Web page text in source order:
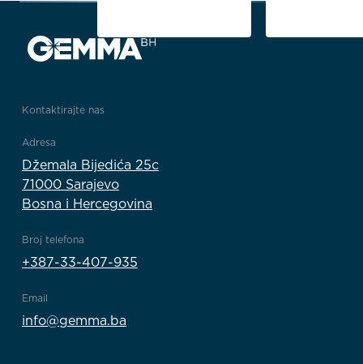
Kontaktirajte nas
Adresa
Džemala Bijedića 25c
71000 Sarajevo
Bosna i Hercegovina
Broj telefona
+387-33-407-935
Email
info@gemma.ba